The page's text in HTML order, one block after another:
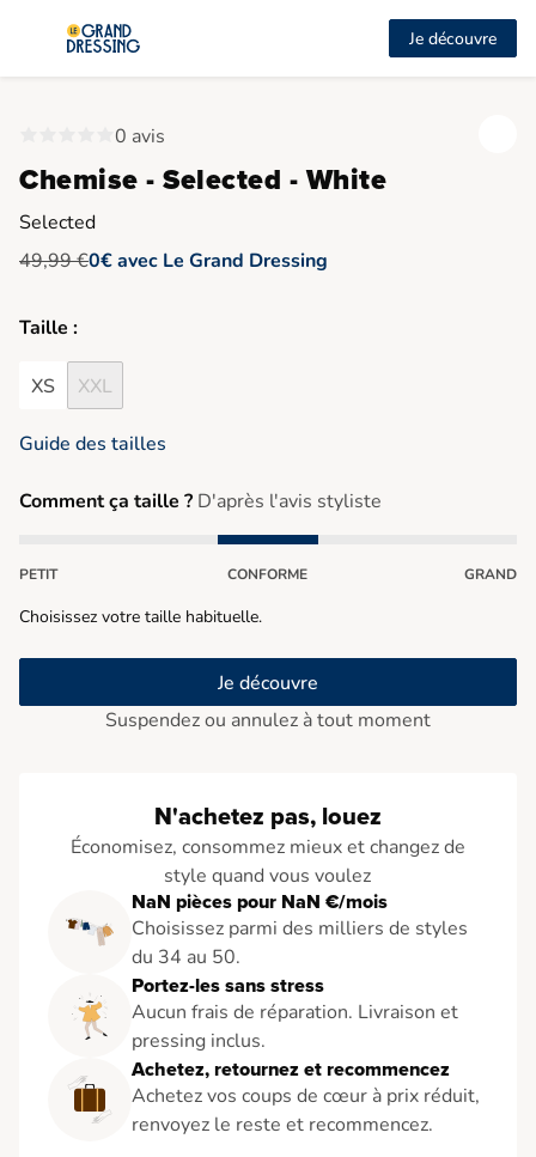
Je découvre
0 avis
Chemise - Selected - White
Selected
49,99 €0€ avec Le Grand Dressing
Taille :
XS XXL
Guide des tailles
Comment ça taille ? D'après l'avis styliste
PETIT CONFORME GRAND
Choisissez votre taille habituelle.
Je découvre
Suspendez ou annulez à tout moment
N'achetez pas, louez
Économisez, consommez mieux et changez de
style quand vous voulez
NaN pièces pour NaN €/mois
Choisissez parmi des milliers de styles
du 34 au 50.
Portez-les sans stress
Aucun frais de réparation. Livraison et
pressing inclus.
Achetez, retournez et recommencez
Achetez vos coups de cœur à prix réduit,
renvoyez le reste et recommencez.